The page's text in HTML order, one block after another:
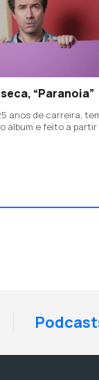
“Paranoia”
anos de carreira,
álbum e feito a